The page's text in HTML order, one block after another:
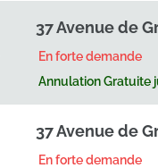
37 Avenue de
En forte demande
Annulation Gratuite
37 Avenue de
En forte demande